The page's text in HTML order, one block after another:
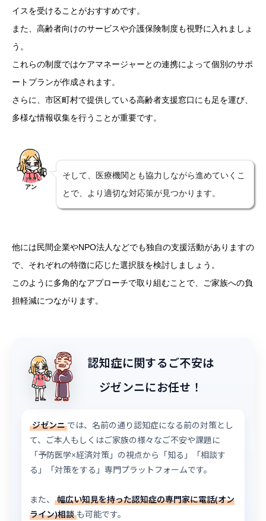
イスを受けることがおすすめです。
また、高齢者向けのサービスや介護保険制度も視野に入れましょ
う。
これらの制度ではケアマネージャーとの連携によって個別のサポ
ートプランが作成されます。
さらに、市区町村で提供している高齢者支援窓口にも足を運び、
多様な情報収集を行うことが重要です。
アン
そして、医療機関とも協力しながら進めていくこ
とで、より適切な対応策が見つかります。
他には民間企業やNPO法人などでも独自の支援活動がありますの
で、それぞれの特徴に応じた選択肢を検討しましょう。
このように多角的なアプローチで取り組むことで、ご家族への負
担軽減につながります。
認知症に関するご不安は
ジゼンニにお任せ！
ジゼンニ では、名前の通り認知症になる前の対策とし
て、ご本人もしくはご家族の様々なご不安や課題に
「予防医学×経済対策」の視点から「知る」「相談す
る」「対策をする」専門プラットフォームです。
また、
幅広い知見を持った認知症の専門家に電話(オン
ライン)相談も可能です。